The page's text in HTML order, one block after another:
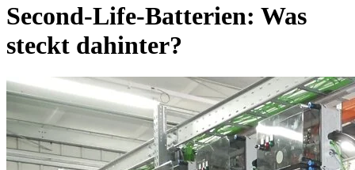
Second-Life-Batterien: Was
steckt dahinter?